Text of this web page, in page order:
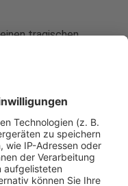
tragischen
ein Jugendlicher
mit seinem
Fahrer ihn
grünes
wird die
abbiegende